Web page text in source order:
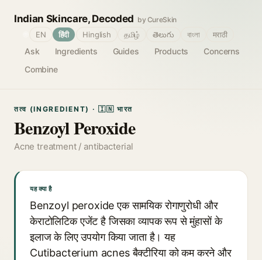
Indian Skincare, Decoded by CureSkin
Ask Ingredients Guides Products
Concerns
Combine
EN हिंदी Hinglish தமிழ் తెలుగు বাংলা मराठी
तत्व (INGREDIENT) · 🇮🇳 भारत
Benzoyl Peroxide
Acne treatment / antibacterial
यह क्या है
Benzoyl peroxide एक सामयिक रोगाणुरोधी और
केराटोलिटिक एजेंट है जिसका व्यापक रूप से मुंहासों के
इलाज के लिए उपयोग किया जाता है। यह
Cutibacterium acnes बैक्टीरिया को कम करने और